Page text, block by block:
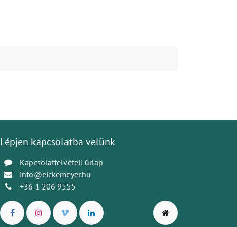
Lépjen kapcsolatba velünk
Kapcsolatfelvételi űrlap
info@eickemeyer.hu
+36 1 206 9555